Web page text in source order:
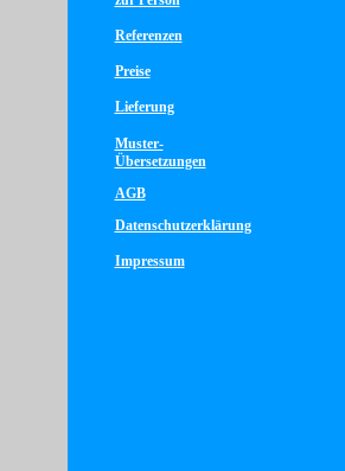
Referenzen
Preise
Lieferung
Muster-
Übersetzungen
AGB
Datenschutzerklärung
Impressum